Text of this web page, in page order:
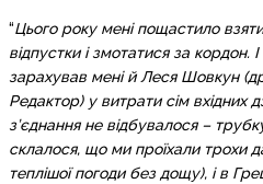
“Цього року мені пощастило
відпустки і змотатися за
зарахував мені й Леся Шовкун
Редактор) у витрати сім вхідних
з’єднання не відбувалося –
склалося, що ми проїхали трохи
теплішої погоди без дощу), і в